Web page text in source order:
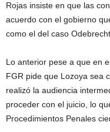
Rojas insiste en que las
acuerdo con el gobierno
como el del caso Odebrecht.
Lo anterior pese a que en
FGR pide que Lozoya sea
realizó la audiencia
proceder con el juicio, lo
Procedimientos Penales